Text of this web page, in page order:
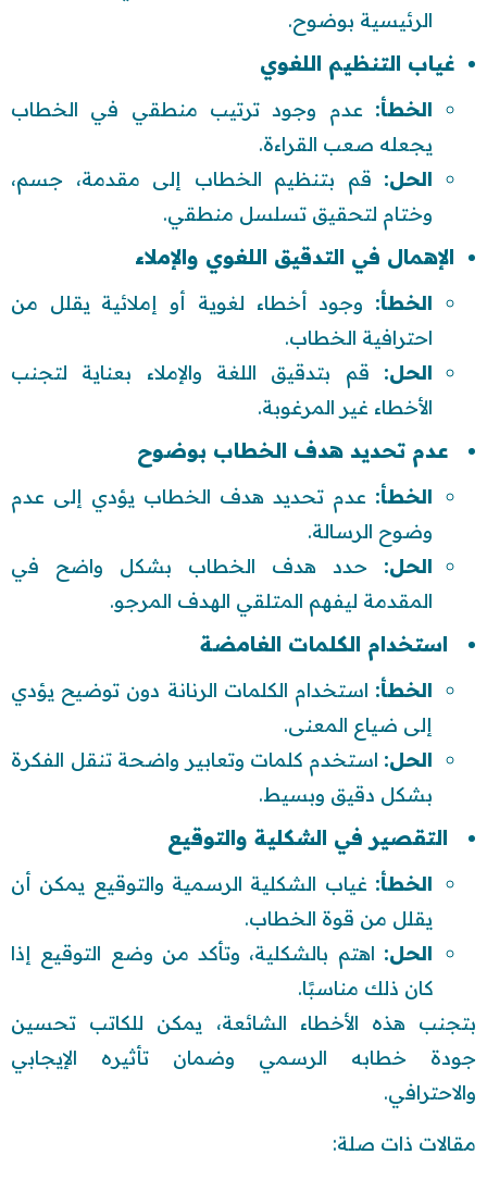
الرئيسية بوضوح.
غياب التنظيم اللغوي
الخطأ: عدم وجود ترتيب منطقي في الخطاب
يجعله صعب القراءة.
الحل: قم بتنظيم الخطاب إلى مقدمة، جسم،
وختام لتحقيق تسلسل منطقي.
الإهمال في التدقيق اللغوي والإملاء
الخطأ: وجود أخطاء لغوية أو إملائية يقلل من
احترافية الخطاب.
الحل: قم بتدقيق اللغة والإملاء بعناية لتجنب
الأخطاء غير المرغوبة.
عدم تحديد هدف الخطاب بوضوح
الخطأ: عدم تحديد هدف الخطاب يؤدي إلى عدم
وضوح الرسالة.
الحل: حدد هدف الخطاب بشكل واضح في
المقدمة ليفهم المتلقي الهدف المرجو.
استخدام الكلمات الغامضة
الخطأ: استخدام الكلمات الرنانة دون توضيح يؤدي
إلى ضياع المعنى.
الحل: استخدم كلمات وتعابير واضحة تنقل الفكرة
بشكل دقيق وبسيط.
التقصير في الشكلية والتوقيع
الخطأ: غياب الشكلية الرسمية والتوقيع يمكن أن
يقلل من قوة الخطاب.
الحل: اهتم بالشكلية، وتأكد من وضع التوقيع إذا
كان ذلك مناسبًا.
بتجنب هذه الأخطاء الشائعة، يمكن للكاتب تحسين
جودة خطابه الرسمي وضمان تأثيره الإيجابي
والاحترافي.
مقالات ذات صلة: